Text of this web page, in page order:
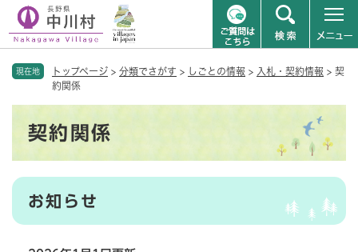
現在地 トップページ > 分類でさがす > しごとの情報 > 入札・契約情報 > 契
約関係
契約関係
お知らせ